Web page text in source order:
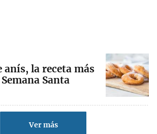
anís, la receta más
Santa
Ver más